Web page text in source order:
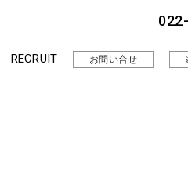
RECRUIT お問い合せ